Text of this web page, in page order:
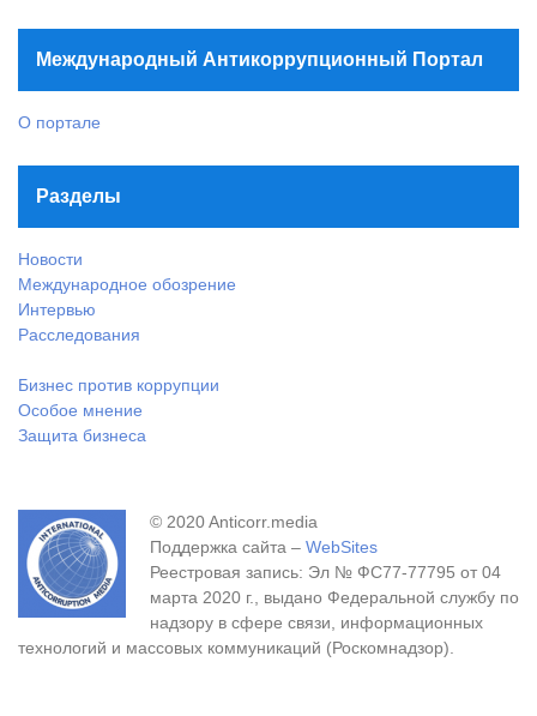
Международный Антикоррупционный Портал
О портале
Разделы
Новости
Международное обозрение
Интервью
Расследования
Бизнес против коррупции
Особое мнение
Защита бизнеса
© 2020 Anticorr.media
Поддержка сайта – WebSites
Реестровая запись: Эл № ФС77-77795 от 04
марта 2020 г., выдано Федеральной службу по
надзору в сфере связи, информационных
технологий и массовых коммуникаций (Роскомнадзор).